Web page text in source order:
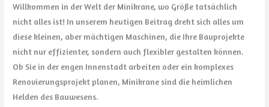
Willkommen in der Welt der Minikrane, wo Größe tatsächlich
nicht alles ist! In unserem heutigen Beitrag dreht sich alles um
diese kleinen, aber mächtigen Maschinen, die Ihre Bauprojekte
nicht nur effizienter, sondern auch flexibler gestalten können.
Ob Sie in der engen Innenstadt arbeiten oder ein komplexes
Renovierungsprojekt planen, Minikrane sind die heimlichen
Helden des Bauwesens.